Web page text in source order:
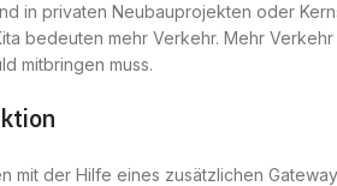
in privaten Neubauprojekten oder
bedeuten mehr Verkehr. Mehr
mitbringen muss.
mit der Hilfe eines zusätzlichen